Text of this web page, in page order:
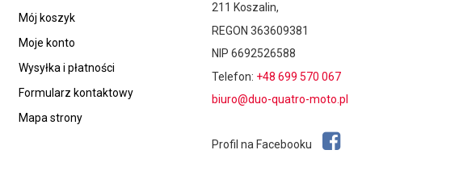
Mój koszyk
Moje konto
Wysyłka i płatności
Formularz kontaktowy
Mapa strony
211 Koszalin,
REGON 363609381
NIP 6692526588
Telefon: +48 699 570 067
biuro@duo-quatro-moto.pl
Profil na Facebooku